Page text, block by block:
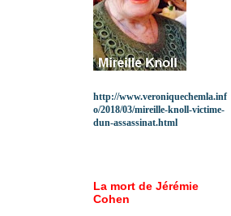
http://www.veroniquechemla.inf
o/2018/03/mireille-knoll-victime-
dun-assassinat.html
La mort de Jérémie
Cohen